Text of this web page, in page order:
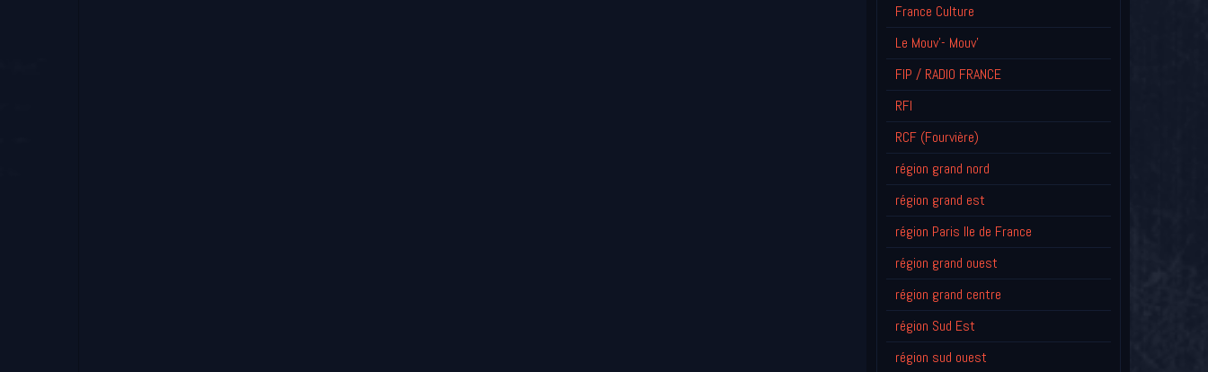
France Culture
Le Mouv'- Mouv'
FIP / RADIO FRANCE
RFI
RCF (Fourvière)
région grand nord
région grand est
région Paris Ile de France
région grand ouest
région grand centre
région Sud Est
région sud ouest